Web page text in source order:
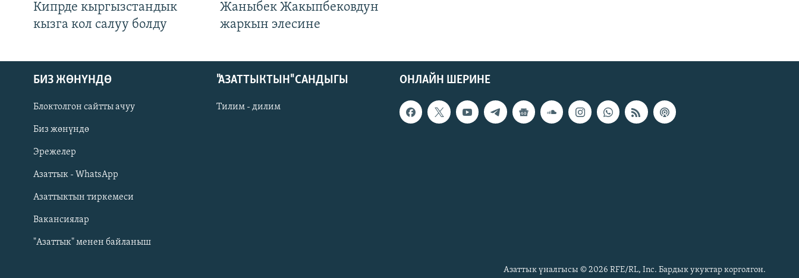
Русский
ОНЛАЙН ШЕРИНЕ
Кипрде кыргызстандык
кызга кол салуу болду
Жаныбек Жакыпбековдун
жаркын элесине
ОНЛАЙН ШЕРИНЕ
БИЗ ЖӨНҮНДӨ
Блоктолгон сайтты ачуу
Биз жөнүндө
Эрежелер
Азаттык - WhatsApp
Азаттыктын тиркемеси
Вакансиялар
"Азаттык" менен байланыш
"АЗАТТЫКТЫН" САНДЫГЫ
Тилим - дилим
Азаттык үналгысы © 2026 RFE/RL, Inc. Бардык укуктар корголгон.